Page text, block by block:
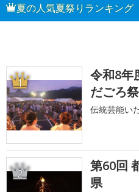
夏の人気夏祭りランキング
1
令和8年
だごろ
伝統芸能い
2
第60回
県